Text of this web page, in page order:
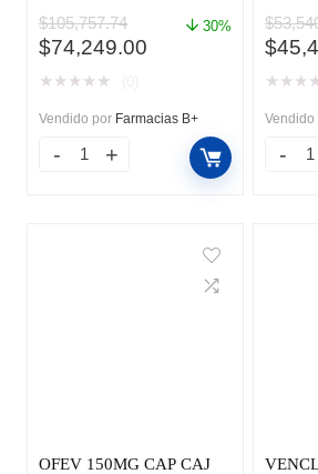
$105,757.74
El
precio
era:
$105,757.74.
$74,249.00
es:
$74,249.00.
30%
★ ★ ★ ★ ★
Vendido por Farmacias B+
$
El
precio
era:
$
★ ★ ★
Vendido
OFEV 150MG CAP CAJ